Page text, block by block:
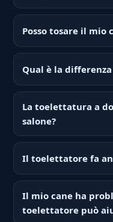
Posso tosare il mio
Qual è la
La toelettatura a
salone?
Il toelettatore fa
Il mio cane ha
toelettatore può